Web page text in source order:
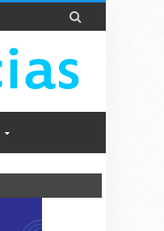
